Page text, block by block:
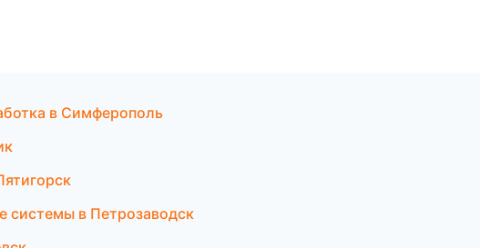
в Симферополь
системы в Петрозаводск